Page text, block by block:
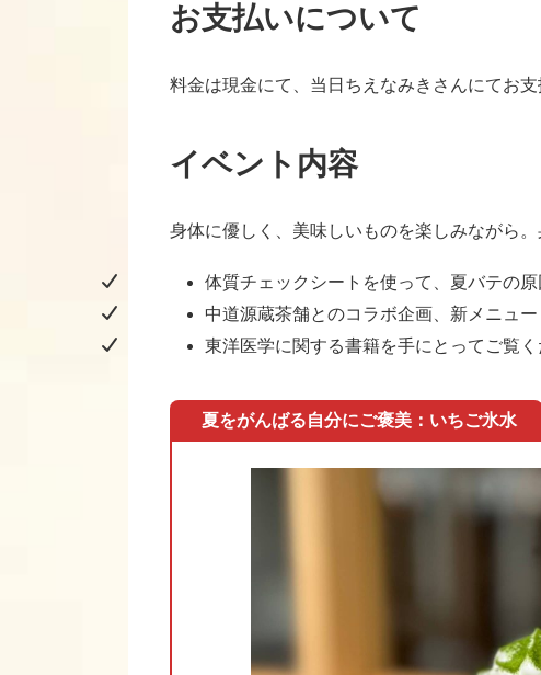
お支払いについて
料金は現金にて、当日ちえなみきさんにてお支
イベント内容
身体に優しく、美味しいものを楽しみながら
体質チェックシートを使って、夏バテの
中道源蔵茶舗とのコラボ企画、新メニュ
東洋医学に関する書籍を手にとってご覧く
夏をがんばる自分にご褒美：いちご氷水